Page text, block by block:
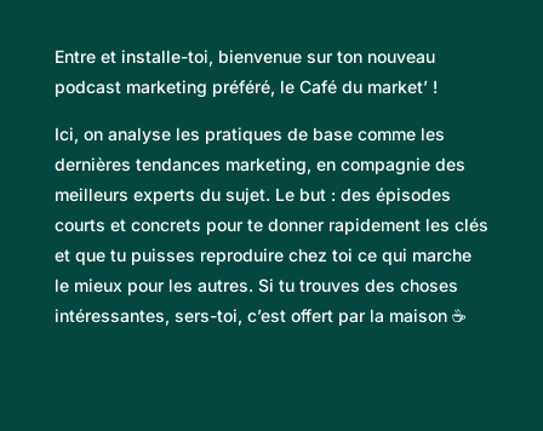
Entre et installe-toi, bienvenue sur ton nouveau
podcast marketing préféré, le Café du market’ !
Ici, on analyse les pratiques de base comme les
dernières tendances marketing, en compagnie des
meilleurs experts du sujet. Le but : des épisodes
courts et concrets pour te donner rapidement les clés
et que tu puisses reproduire chez toi ce qui marche
le mieux pour les autres. Si tu trouves des choses
intéressantes, sers-toi, c’est offert par la maison ☕